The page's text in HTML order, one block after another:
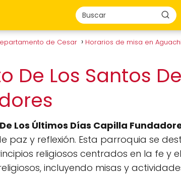
de Cesar Horarios de misa en
De Los Santos
Los Últimos Días Capilla
paz y reflexión. Esta parroquia se
religiosos centrados en la fe y el
incluyendo misas y